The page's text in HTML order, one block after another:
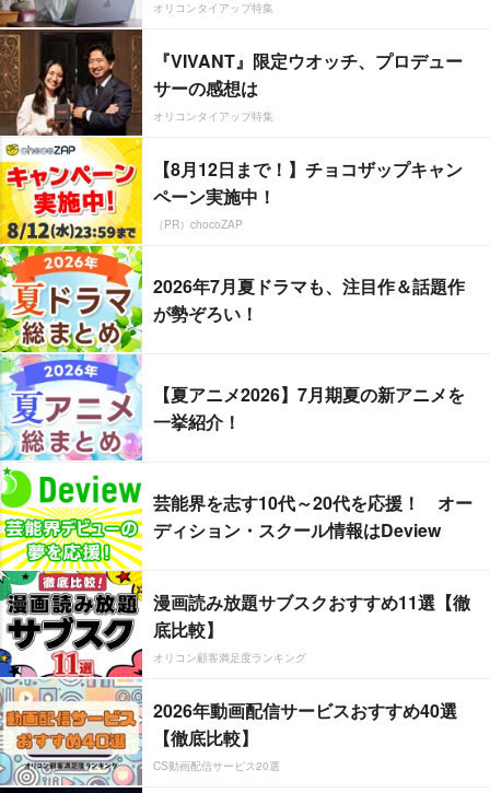
オリコンタイアップ特集
『VIVANT』限定ウオッチ、プロデュー
サーの感想は
オリコンタイアップ特集
【8月12日まで！】チョコザップキャン
ペーン実施中！
（PR）chocoZAP
2026年7月夏ドラマも、注目作＆話題作
が勢ぞろい！
【夏アニメ2026】7月期夏の新アニメを
一挙紹介！
芸能界を志す10代～20代を応援！ オー
ディション・スクール情報はDeview
漫画読み放題サブスクおすすめ11選【徹
底比較】
オリコン顧客満足度ランキング
2026年動画配信サービスおすすめ40選
【徹底比較】
CS動画配信サービス20選